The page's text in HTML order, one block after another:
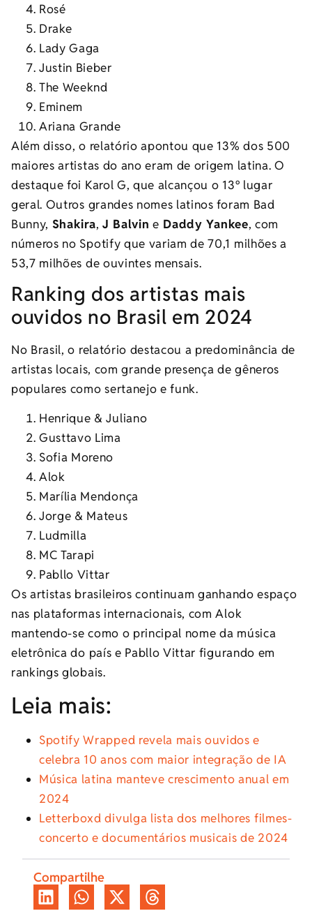
Rosé
Drake
Lady Gaga
Justin Bieber
The Weeknd
Eminem
Ariana Grande
Além disso, o relatório apontou que 13% dos 500
maiores artistas do ano eram de origem latina. O
destaque foi Karol G, que alcançou o 13º lugar
geral. Outros grandes nomes latinos foram Bad
Bunny, Shakira, J Balvin e Daddy Yankee, com
números no Spotify que variam de 70,1 milhões a
53,7 milhões de ouvintes mensais.
Ranking dos artistas mais
ouvidos no Brasil em 2024
No Brasil, o relatório destacou a predominância de
artistas locais, com grande presença de gêneros
populares como sertanejo e funk.
Henrique & Juliano
Gusttavo Lima
Sofia Moreno
Alok
Marília Mendonça
Jorge & Mateus
Ludmilla
MC Tarapi
Pabllo Vittar
Os artistas brasileiros continuam ganhando espaço
nas plataformas internacionais, com Alok
mantendo-se como o principal nome da música
eletrônica do país e Pabllo Vittar figurando em
rankings globais.
Leia mais:
Spotify Wrapped revela mais ouvidos e
celebra 10 anos com maior integração de IA
Música latina manteve crescimento anual em
2024
Letterboxd divulga lista dos melhores filmes-
concerto e documentários musicais de 2024
Compartilhe